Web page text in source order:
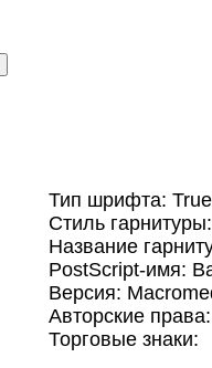
Тип шрифта:
Стиль
Название
PostScript-имя:
Версия:
Авторские
Торговые знаки: